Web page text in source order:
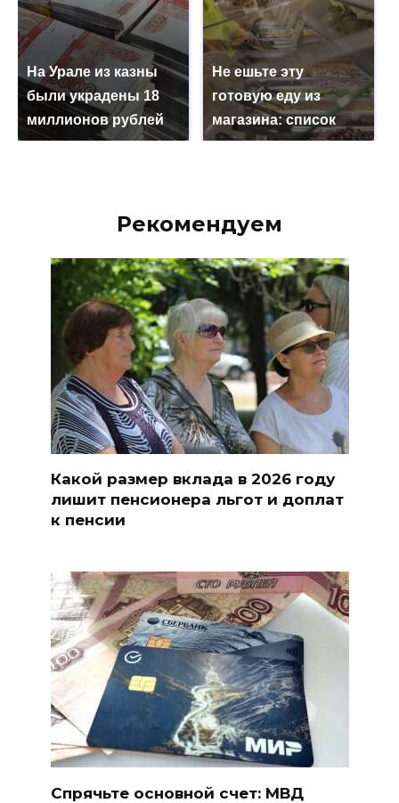
На Урале из казны
были украдены 18
миллионов рублей
Не ешьте эту
готовую еду из
магазина: список
Рекомендуем
Какой размер вклада в 2026 году
лишит пенсионера льгот и доплат
к пенсии
Спрячьте основной счет: МВД